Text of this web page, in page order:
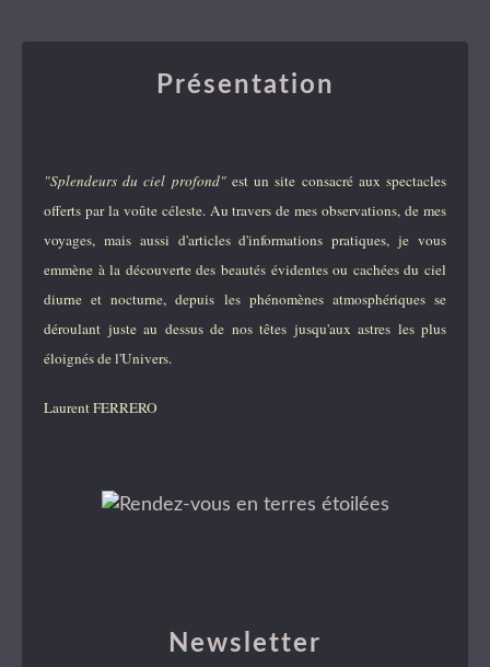
Newsletter
Présentation
"Splendeurs du ciel profond"est un site consacré aux spectacles
offerts par la voûte céleste. Au travers de mes observations, de mes
voyages, mais aussi d'articles d'informations pratiques, je vous
emmène à la découverte des beautés évidentes ou cachées du ciel
diurne et nocturne, depuis les phénomènes atmosphériques se
déroulant juste au dessus de nos têtes jusqu'aux astres les plus
éloignés de l'Univers.
Laurent FERRERO